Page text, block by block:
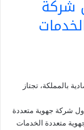
شركة
بالمملكة، تجتاز
لعمل أول شركة جهوية متعددة
متعددة الخدمات